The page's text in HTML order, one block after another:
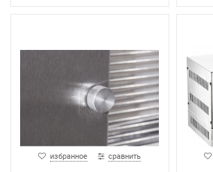
избранное сравнить